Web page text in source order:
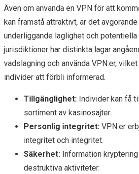
Även om använda en VPN för att
kan framstå attraktivt, är det
underliggande laglighet och
jurisdiktioner har distinkta lagar
vadslagning och använda VPN:er,
individer att förbli informerad.
Tillgänglighet: Individer kan få
sortiment av kasinosajter.
Personlig integritet: VPN:er
integritet och integritet.
Säkerhet: Information
destruktiva aktiviteter.